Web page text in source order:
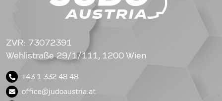
ZVR: 73072391
Wehlistraße 29/1/111, 1200 Wien
+43 1 332 48 48
office@judoaustria.at